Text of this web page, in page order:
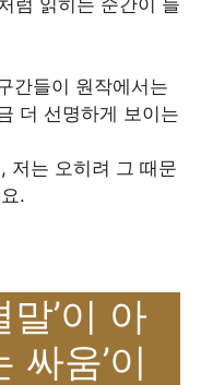
간들이 원작에서는
더 선명하게 보이는
저는 오히려 그 때문
.
’이 아
싸움’이